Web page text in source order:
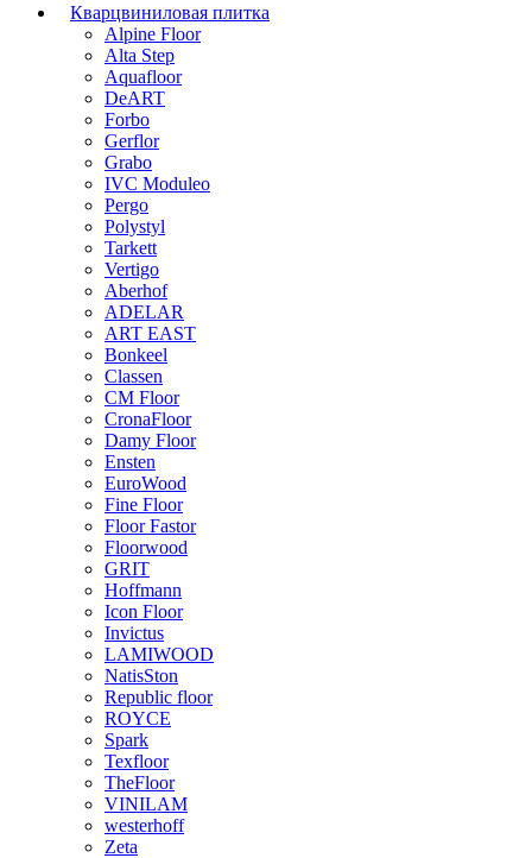
Кварцвиниловая плитка
Alpine Floor
Alta Step
Aquafloor
DeART
Forbo
Gerflor
Grabo
IVC Moduleo
Pergo
Polystyl
Tarkett
Vertigo
Aberhof
ADELAR
ART EAST
Bonkeel
Classen
CM Floor
CronaFloor
Damy Floor
Ensten
EuroWood
Fine Floor
Floor Fastor
Floorwood
GRIT
Hoffmann
Icon Floor
Invictus
LAMIWOOD
NatisSton
Republic floor
ROYCE
Spark
Texfloor
TheFloor
VINILAM
westerhoff
Zeta